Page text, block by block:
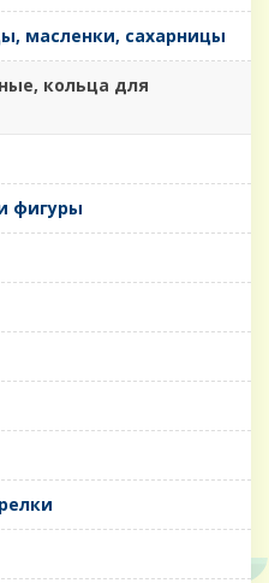
масленки, сахарницы
кольца для
фигуры